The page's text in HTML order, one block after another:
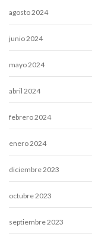
agosto 2024
junio 2024
mayo 2024
abril 2024
febrero 2024
enero 2024
diciembre 2023
octubre 2023
septiembre 2023